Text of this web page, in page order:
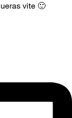
vite 🙂